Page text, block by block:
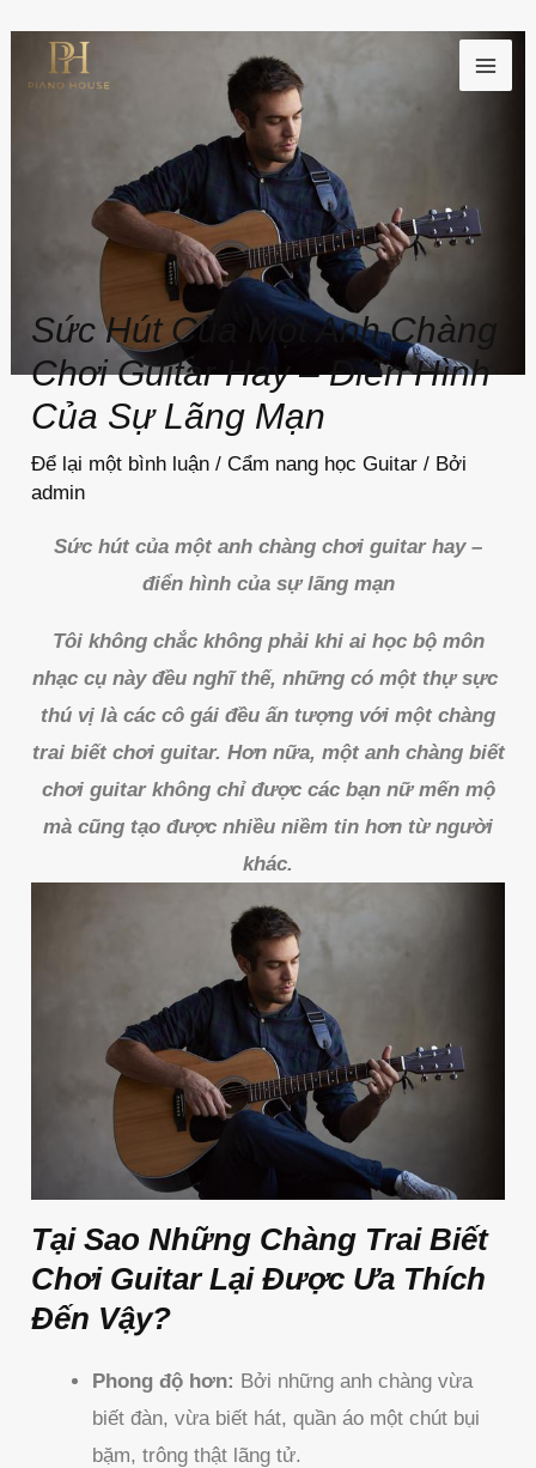
Sức Hút Của Một Anh Chàng
Chơi Guitar Hay – Điển Hình
Của Sự Lãng Mạn
Để lại một bình luận /Cẩm nang học Guitar / Bởi
admin
Sức hút của một anh chàng chơi guitar hay –
điển hình của sự lãng mạn
Tôi không chắc không phải khi ai học bộ môn
nhạc cụ này đều nghĩ thế, những có một thự sực
thú vị là các cô gái đều ấn tượng với một chàng
trai biết chơi guitar. Hơn nữa, một anh chàng biết
chơi guitar không chỉ được các bạn nữ mến mộ
mà cũng tạo được nhiều niềm tin hơn từ người
khác.
Tại Sao Những Chàng Trai Biết
Chơi Guitar Lại Được Ưa Thích
Đến Vậy?
Phong độ hơn: Bởi những anh chàng vừa
biết đàn, vừa biết hát, quần áo một chút bụi
bặm, trông thật lãng tử.